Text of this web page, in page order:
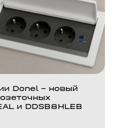
Donel - новый
и DDSB8HLEB